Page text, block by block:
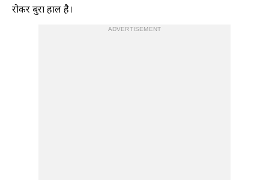
रोकर बुरा हाल है।
ADVERTISEMENT